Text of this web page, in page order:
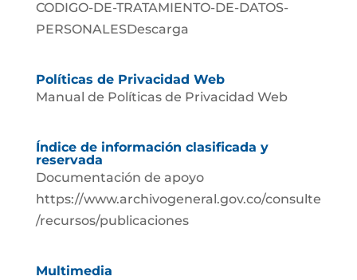
CODIGO-DE-TRATAMIENTO-DE-DATOS-
PERSONALESDescarga
Políticas de Privacidad Web
Manual de Políticas de Privacidad Web
Índice de información clasificada y
reservada
Documentación de apoyo
https://www.archivogeneral.gov.co/consulte
/recursos/publicaciones
Multimedia